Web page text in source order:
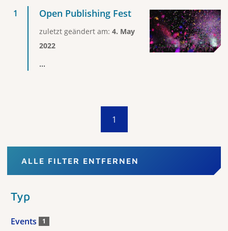
Open Publishing Fest
zuletzt geändert am: 4. May
2022
...
1
ALLE FILTER ENTFERNEN
Typ
Events 1